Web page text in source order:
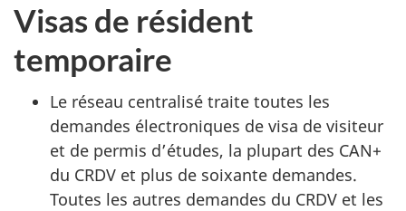
Visas de résident
temporaire
Le réseau centralisé traite toutes les
demandes électroniques de visa de visiteur
et de permis d’études, la plupart des CAN+
du CRDV et plus de soixante demandes.
Toutes les autres demandes du CRDV et les